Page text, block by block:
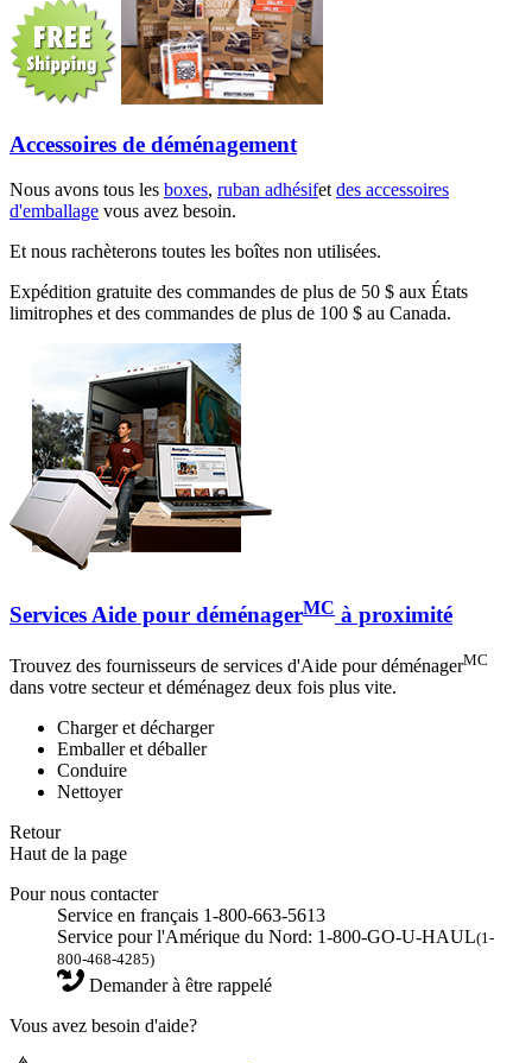
Accessoires de déménagement
Nous avons tous les boxes, ruban adhésifetdes accessoires
d'emballage vous avez besoin.
Et nous rachèterons toutes les boîtes non utilisées.
Expédition gratuite des commandes de plus de 50 $ aux États
limitrophes et des commandes de plus de 100 $ au Canada.
Services Aide pour déménagerMC à proximité
Trouvez des fournisseurs de services d'Aide pour déménagerMC
dans votre secteur et déménagez deux fois plus vite.
Charger et décharger
Emballer et déballer
Conduire
Nettoyer
Retour
Haut de la page
Pour nous contacter
Service en français 1-800-663-5613
Service pour l'Amérique du Nord: 1-800-GO-U-HAUL(1-
800-468-4285)
Demander à être rappelé
Vous avez besoin d'aide?